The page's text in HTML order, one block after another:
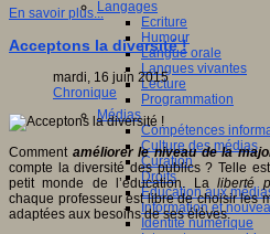
Langages
Ecriture
Humour
Langue orale
Langues vivantes
Lecture
Programmation
Médias
Compétences
Culture des médias
Curation
Droits
Education aux
Information et
Identité numérique
En savoir plus...
Acceptons la diversité !
mardi, 16 juin 2015
Chronique
Comment améliorer le niveau de la
compte la diversité des publics ? Telle
petit monde de l’éducation. Laliberté
chaque professeur est libre de choisir les
adaptées aux besoins de ses élèves.